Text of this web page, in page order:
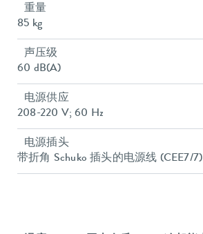
重量
85 kg
声压级
60 dB(A)
电源供应
208-220 V; 60 Hz
电源插头
带折角 Schuko 插头的电源线 (CEE7/7)